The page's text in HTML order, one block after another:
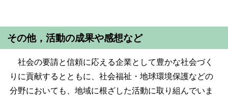
その他，活動の成果や感想など
社会の要請と信頼に応える企業として豊かな社会づく
りに貢献するとともに、社会福祉・地球環境保護などの
分野においても、地域に根ざした活動に取り組んでいま